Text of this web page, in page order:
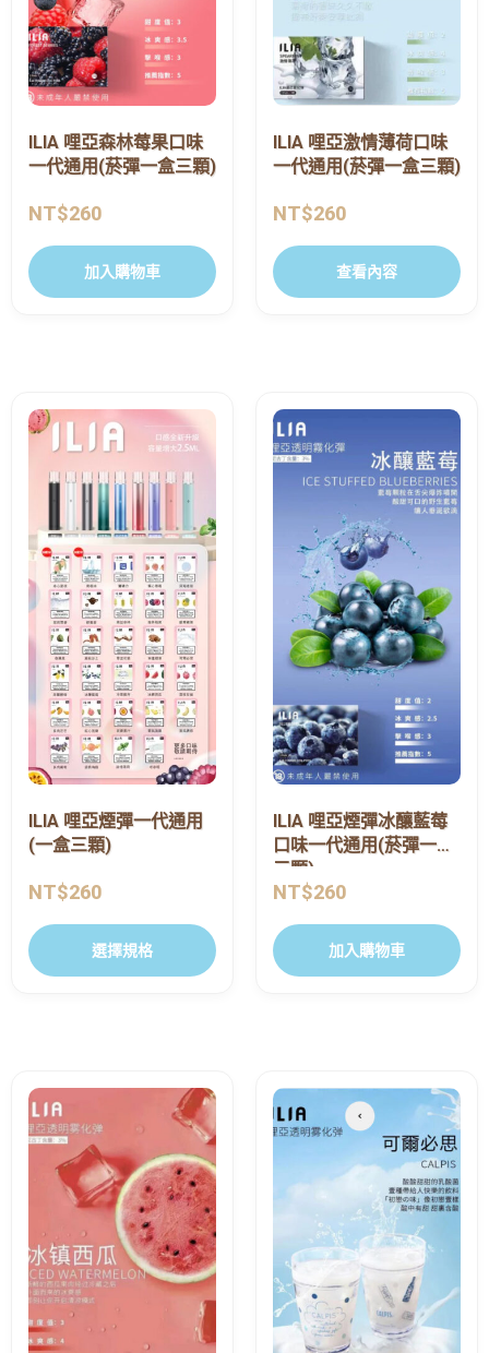
ILIA 哩亞森林莓果口味
一代通用(菸彈一盒三顆)
NT$260
加入購物車
ILIA 哩亞激情薄荷口味
一代通用(菸彈一盒三顆)
NT$260
查看內容
ILIA 哩亞煙彈一代通用
(一盒三顆)
NT$260
選擇規格
ILIA 哩亞煙彈冰釀藍莓
口味一代通用(菸彈一盒
三顆)
NT$260
加入購物車